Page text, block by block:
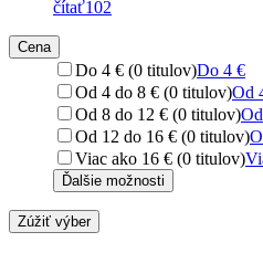
čítať102
Cena
Do 4 € (0 titulov)Do 4 €
Od 4 do 8 € (0 titulov)Od
Od 8 do 12 € (0 titulov)
Od 12 do 16 € (0 titulov)
Viac ako 16 € (0 titulov)
Ďalšie možnosti
Zúžiť výber